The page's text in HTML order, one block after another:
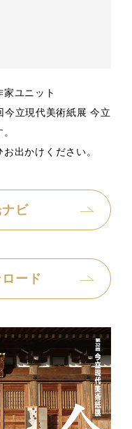
ユニット
今立現代美術紙展 今立
出かけください。
ビ
ード